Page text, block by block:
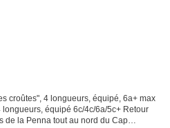
croûtes", 4 longueurs, équipé, 6a+ max
équipé 6c/4c/6a/5c+ Retour
de la Penna tout au nord du Cap